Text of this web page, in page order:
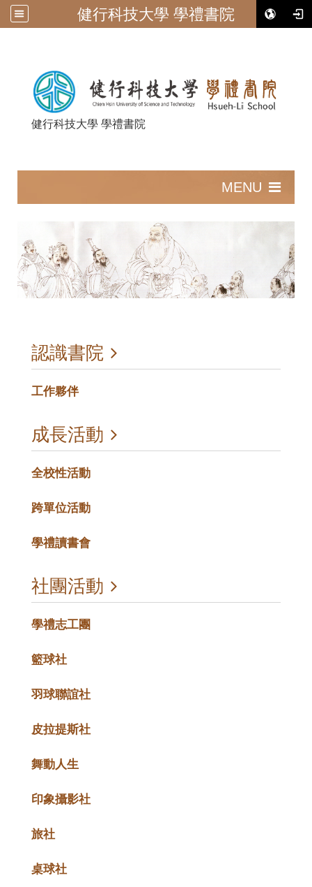
健行科技大學 學禮書院
健行科技大學 學禮書院
MENU
認識書院
工作夥伴
成長活動
全校性活動
跨單位活動
學禮讀書會
社團活動
學禮志工團
籃球社
羽球聯誼社
皮拉提斯社
舞動人生
印象攝影社
旅社
桌球社